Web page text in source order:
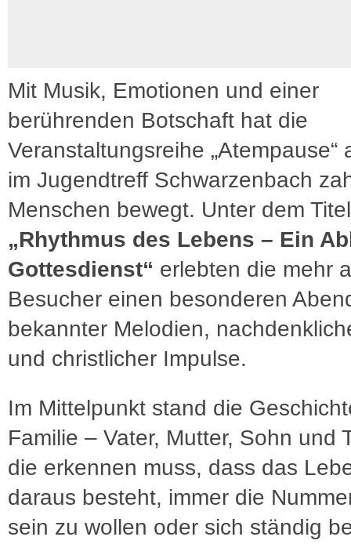
Mit Musik, Emotionen und einer
berührenden Botschaft hat die
Veranstaltungsreihe „Atempause“
im Jugendtreff Schwarzenbach
Menschen bewegt. Unter dem Titel
„Rhythmus des Lebens – Ein
Gottesdienst“ erlebten die mehr
Besucher einen besonderen
bekannter Melodien,
und christlicher Impulse.
Im Mittelpunkt stand die
Familie – Vater, Mutter, Sohn und
die erkennen muss, dass das
daraus besteht, immer die
sein zu wollen oder sich ständig